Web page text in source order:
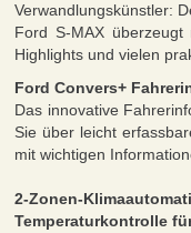
Verwandlungskünstler:
Ford S-MAX überzeugt
Highlights und vielen
Ford Convers+
Das innovative
Sie über leicht
mit wichtigen
2-Zonen-
Temperaturkontrolle